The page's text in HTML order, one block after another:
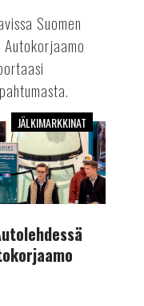
Suomen
JÄLKIMARKKINAT